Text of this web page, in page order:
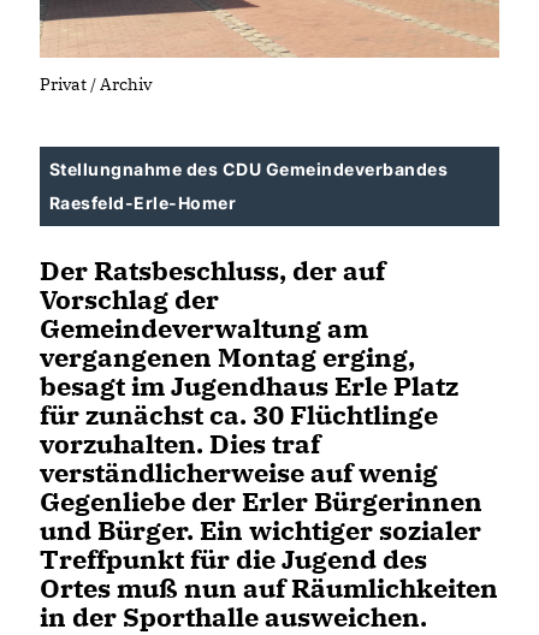
Privat / Archiv
Stellungnahme des CDU Gemeindeverbandes
Raesfeld-Erle-Homer
Der Ratsbeschluss, der auf
Vorschlag der
Gemeindeverwaltung am
vergangenen Montag erging,
besagt im Jugendhaus Erle Platz
für zunächst ca. 30 Flüchtlinge
vorzuhalten. Dies traf
verständlicherweise auf wenig
Gegenliebe der Erler Bürgerinnen
und Bürger. Ein wichtiger sozialer
Treffpunkt für die Jugend des
Ortes muß nun auf Räumlichkeiten
in der Sporthalle ausweichen.